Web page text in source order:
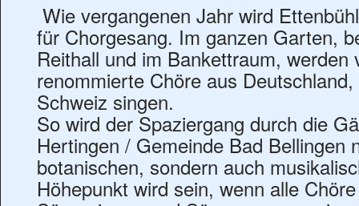
Wie vergangenen Jahr wird
für Chorgesang. Im ganzen Garten,
Reithall und im Bankettraum, werden
renommierte Chöre aus
Schweiz singen.
So wird der Spaziergang durch die
Hertingen / Gemeinde Bad Bellingen
botanischen, sondern auch
Höhepunkt wird sein, wenn alle